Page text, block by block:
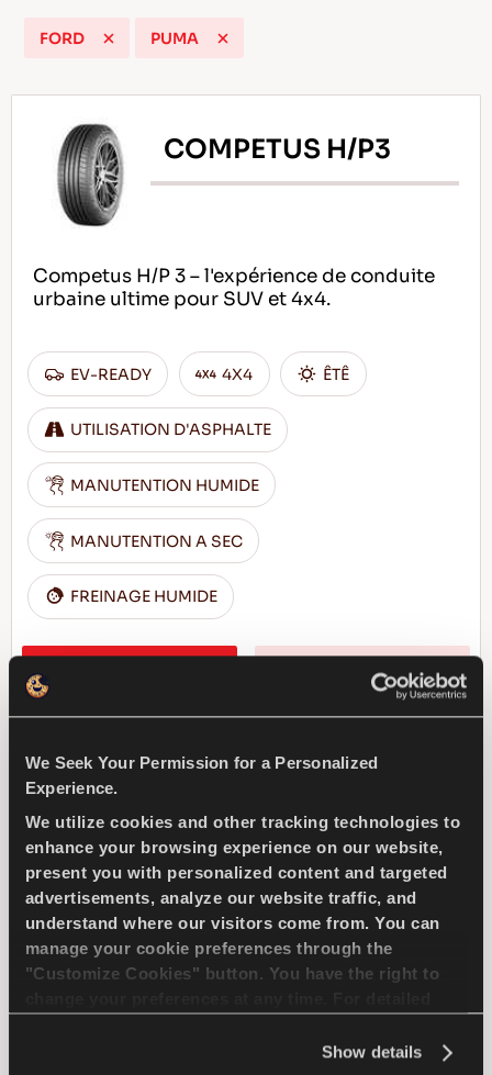
We Seek Your Permission for a Personalized
Experience.
We utilize cookies and other tracking technologies to
enhance your browsing experience on our website,
present you with personalized content and targeted
advertisements, analyze our website traffic, and
understand where our visitors come from. You can
manage your cookie preferences through the
"Customize Cookies" button. You have the right to
Show details
Conseils pour conduire dans la neige
LIRE LA SUITE
FORD PUMA
COMPETUS H/P3
Competus H/P 3 – l'expérience de conduite
urbaine ultime pour SUV et 4x4.
EV-READY 4X4 ÊTÊ
UTILISATION D'ASPHALTE
MANUTENTION HUMIDE
MANUTENTION A SEC
FREINAGE HUMIDE
EN SAVOIR PLUS
REVOLA
Revola, un pneu révolutionnaire prêt pour les
véhicules électriques !
ÊTÊ